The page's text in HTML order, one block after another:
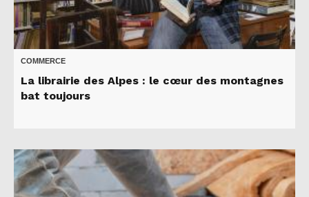
COMMERCE
La librairie des Alpes : le cœur des montagnes
bat toujours